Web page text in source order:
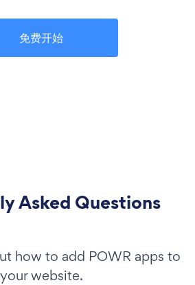
免费开始
Asked Questions
how to add POWR apps to
your website.